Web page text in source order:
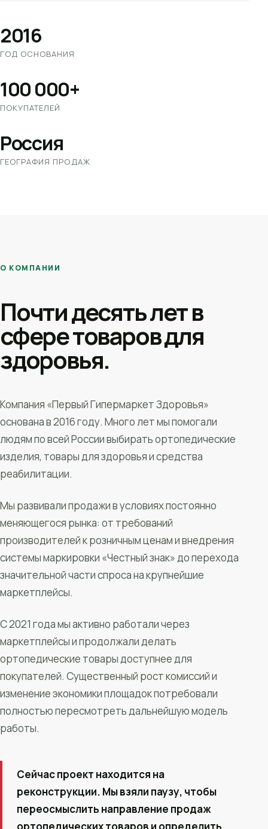
2016
ГОД ОСНОВАНИЯ
100 000+
ПОКУПАТЕЛЕЙ
Россия
ГЕОГРАФИЯ ПРОДАЖ
О КОМПАНИИ
Почти десять лет в
сфере товаров для
здоровья.
Компания «Первый Гипермаркет Здоровья»
основана в 2016 году. Много лет мы помогали
людям по всей России выбирать ортопедические
изделия, товары для здоровья и средства
реабилитации.
Мы развивали продажи в условиях постоянно
меняющегося рынка: от требований
производителей к розничным ценам и внедрения
системы маркировки «Честный знак» до перехода
значительной части спроса на крупнейшие
маркетплейсы.
С 2021 года мы активно работали через
маркетплейсы и продолжали делать
ортопедические товары доступнее для
покупателей. Существенный рост комиссий и
изменение экономики площадок потребовали
полностью пересмотреть дальнейшую модель
работы.
Сейчас проект находится на
реконструкции. Мы взяли паузу, чтобы
переосмыслить направление продаж